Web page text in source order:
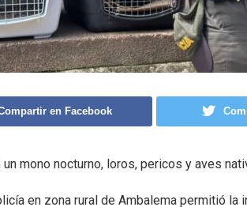
en Facebook
mono nocturno, loros, pericos y aves
en zona rural de Ambalema permitió la